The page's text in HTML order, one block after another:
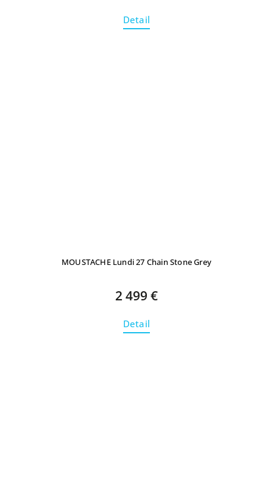
Detail
MOUSTACHE Lundi 27 Chain Stone Grey
2 499 €
Detail